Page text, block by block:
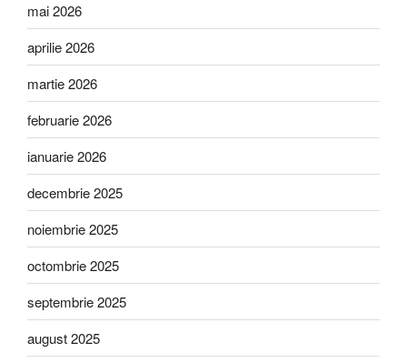
mai 2026
aprilie 2026
martie 2026
februarie 2026
ianuarie 2026
decembrie 2025
noiembrie 2025
octombrie 2025
septembrie 2025
august 2025